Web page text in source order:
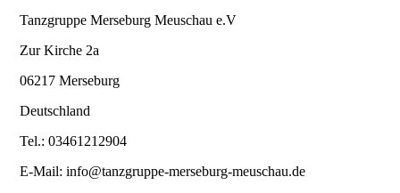
Tanzgruppe Merseburg Meuschau e.V
Zur Kirche 2a
06217 Merseburg
Deutschland
Tel.: 03461212904
E-Mail: info@tanzgruppe-merseburg-meuschau.de